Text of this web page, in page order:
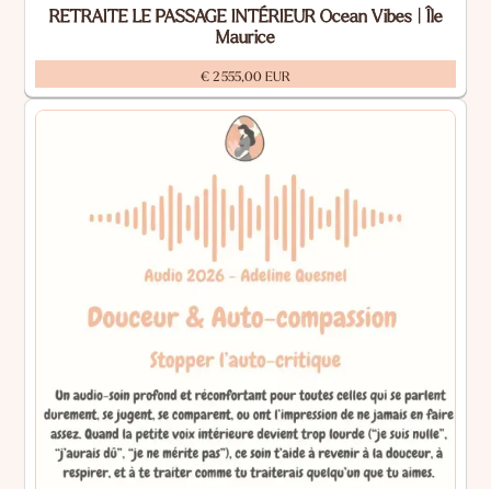
RETRAITE LE PASSAGE INTÉRIEUR Ocean Vibes | Île
Maurice
€ 2 555,00 EUR